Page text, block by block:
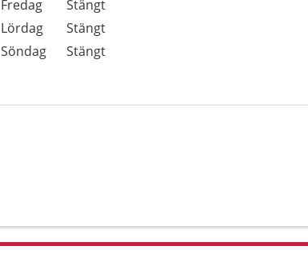
Fredag
Stängt
Lördag
Stängt
Söndag
Stängt